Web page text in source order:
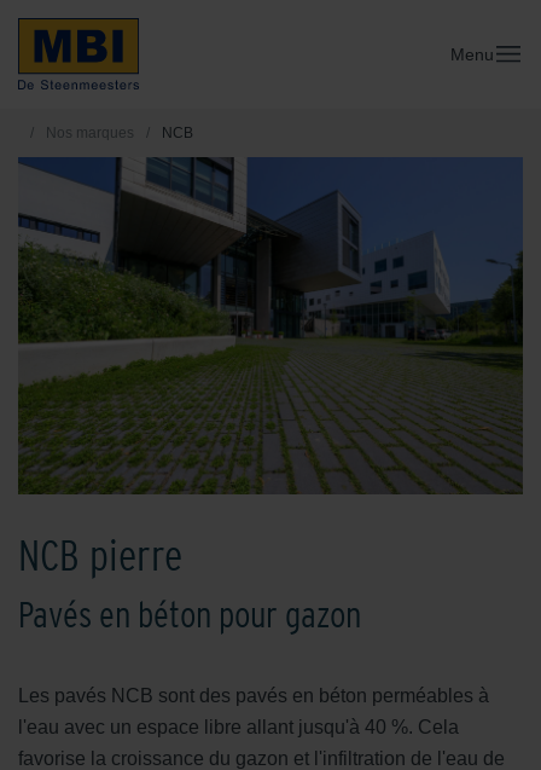
Menu
/ Nos marques / NCB
NCB pierre
Pavés en béton pour gazon
Les pavés NCB sont des pavés en béton perméables à
l'eau avec un espace libre allant jusqu'à 40 %. Cela
favorise la croissance du gazon et l'infiltration de l'eau de